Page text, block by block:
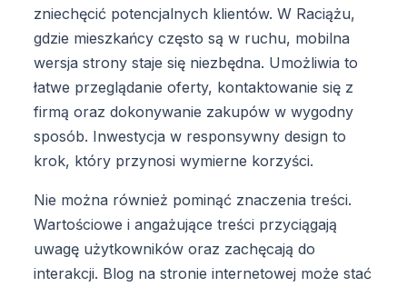
zniechęcić potencjalnych klientów. W Raciążu,
gdzie mieszkańcy często są w ruchu, mobilna
wersja strony staje się niezbędna. Umożliwia to
łatwe przeglądanie oferty, kontaktowanie się z
firmą oraz dokonywanie zakupów w wygodny
sposób. Inwestycja w responsywny design to
krok, który przynosi wymierne korzyści.
Nie można również pominąć znaczenia treści.
Wartościowe i angażujące treści przyciągają
uwagę użytkowników oraz zachęcają do
interakcji. Blog na stronie internetowej może stać